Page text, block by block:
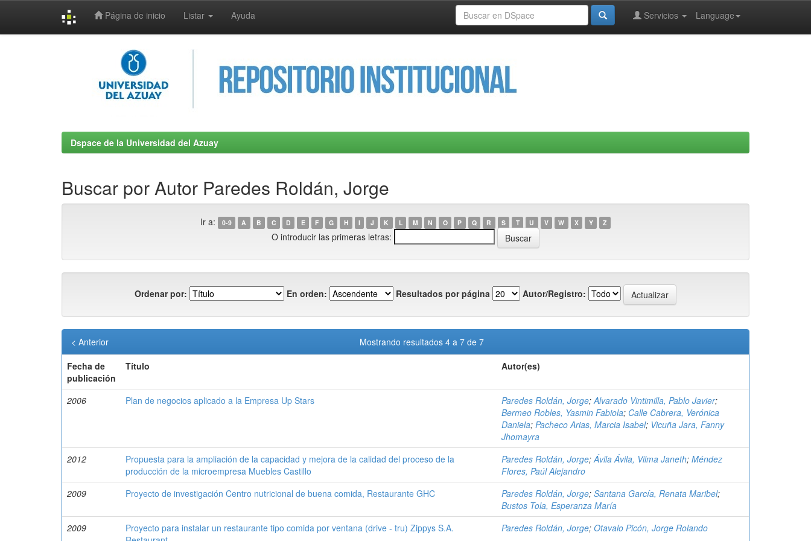
Página de inicio Listar Ayuda Language
Servicios
Dspace de la Universidad del Azuay
Buscar por Autor Paredes Roldán, Jorge
Ir a: 0-9 A B C D E F G H I J K L M N O P Q R S T U V W X Y Z
O introducir las primeras letras:
Ordenar por: En orden: Resultados por página Autor/Registro:
Mostrando resultados 4 a 7 de 7
< Anterior
Fecha de
publicación
Título Autor(es)
2006 Plan de negocios aplicado a la Empresa Up Stars Paredes Roldán, Jorge;Alvarado Vintimilla, Pablo Javier;
Bermeo Robles, Yasmin Fabiola; Calle Cabrera, Verónica
Daniela; Pacheco Arias, Marcia Isabel; Vicuña Jara, Fanny
Jhomayra
2012
Propuesta para la ampliación de la capacidad y mejora de la calidad del proceso de la
producción de la microempresa Muebles Castillo
Paredes Roldán, Jorge;Ávila Ávila, Vilma Janeth; Méndez
Flores, Paúl Alejandro
2009
Proyecto de investigación Centro nutricional de buena comida, Restaurante GHC Paredes Roldán, Jorge; Santana García, Renata Maribel;
Bustos Tola, Esperanza María
2009
Proyecto para instalar un restaurante tipo comida por ventana (drive - tru) Zippys S.A.
Paredes Roldán, Jorge; Otavalo Picón, Jorge Rolando